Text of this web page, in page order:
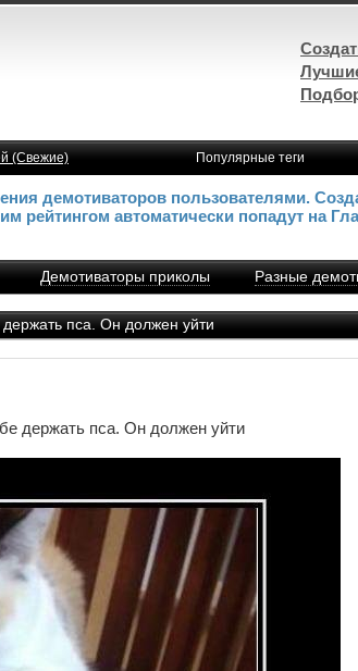
(Свежие) Популярные теги
демотиваторов пользователями.
рейтингом автоматически попадут на
Демотиваторы приколы Разные
пса. Он должен уйти
держать пса. Он должен уйти